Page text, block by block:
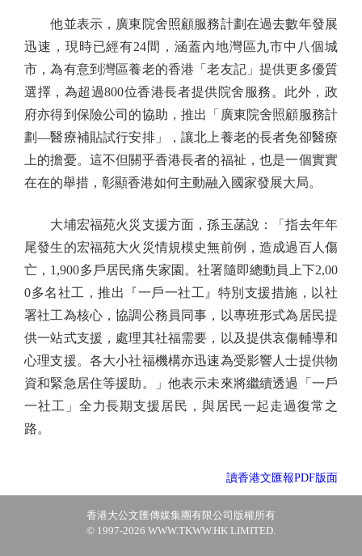
他並表示，廣東院舍照顧服務計劃在過去數年發展
迅速，現時已經有24間，涵蓋內地灣區九市中八個城
市，為有意到灣區養老的香港「老友記」提供更多優質
選擇，為超過800位香港長者提供院舍服務。此外，政
府亦得到保險公司的協助，推出「廣東院舍照顧服務計
劃—醫療補貼試行安排」，讓北上養老的長者免卻醫療
上的擔憂。這不但關乎香港長者的福祉，也是一個實實
在在的舉措，彰顯香港如何主動融入國家發展大局。
大埔宏福苑火災支援方面，孫玉菡說：「指去年年
尾發生的宏福苑大火災情規模史無前例，造成過百人傷
亡，1,900多戶居民痛失家園。社署隨即總動員上下2,00
0多名社工，推出『一戶一社工』特別支援措施，以社
署社工為核心，協調公務員同事，以專班形式為居民提
供一站式支援，處理其社福需要，以及提供哀傷輔導和
心理支援。各大小社福機構亦迅速為受影響人士提供物
資和緊急居住等援助。」他表示未來將繼續透過「一戶
一社工」全力長期支援居民，與居民一起走過復常之
路。
讀香港文匯報PDF版面
香港大公文匯傳媒集團有限公司版權所有
© 1997-2026 WWW.TKWW.HK LIMITED.